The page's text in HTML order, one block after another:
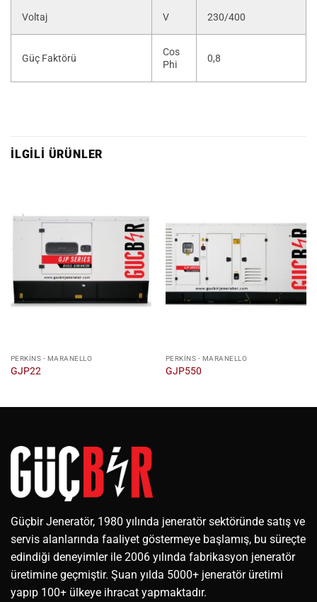
Voltaj V 230/400
Güç Faktörü
Cos
Phi
0,8
İLGILI ÜRÜNLER
PERKINS - MARANELLO
GJP22
PERKINS - MARANELLO
GJP550
Güçbir Jeneratör, 1980 yılında jeneratör sektöründe satış ve
servis alanlarında faaliyet göstermeye başlamış, bu süreçte
edindiği deneyimler ile 2006 yılında fabrikasyon jeneratör
üretimine geçmiştir. Şuan yılda 5000+ jeneratör üretimi
yapıp 100+ ülkeye ihracat yapmaktadır.